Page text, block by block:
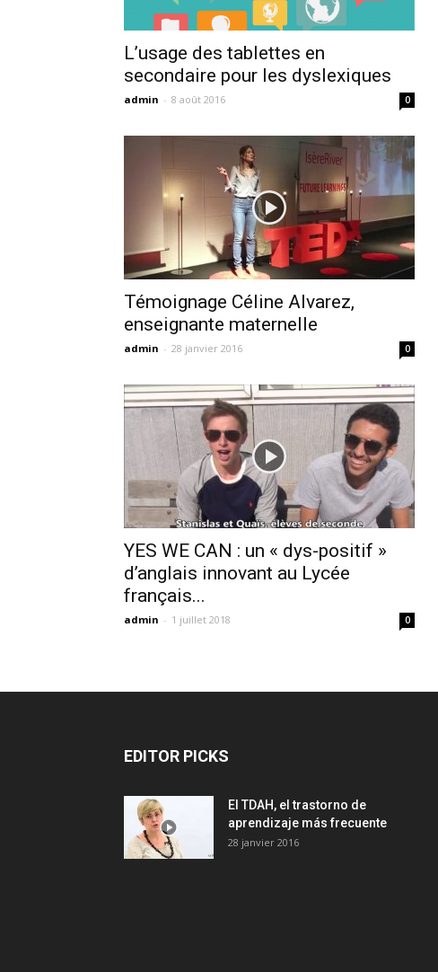
L’usage des tablettes en
secondaire pour les dyslexiques
admin - 8 août 2016 0
Témoignage Céline Alvarez,
enseignante maternelle
admin - 28 janvier 2016 0
YES WE CAN : un « dys-positif »
d’anglais innovant au Lycée
français...
admin - 1 juillet 2018 0
EDITOR PICKS
El TDAH, el trastorno de
aprendizaje más frecuente
28 janvier 2016